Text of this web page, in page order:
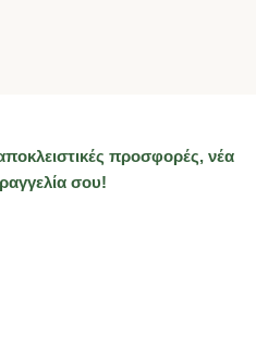
προσφορές, νέα
σου!